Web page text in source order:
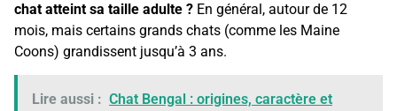
chat atteint sa taille adulte ? En général, autour de 12
mois, mais certains grands chats (comme les Maine
Coons) grandissent jusqu’à 3 ans.
Lire aussi : Chat Bengal : origines, caractère et